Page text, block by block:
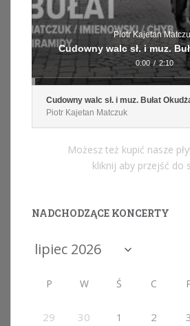
Piotr Kajetan
Cudowny walc sł. i muz.
0:00 / 2:10
Cudowny walc sł. i muz. Bułat
Piotr Kajetan Matczuk
Możesz też kupić nasze
kliknij aby przejść do
NADCHODZĄCE KONCERTY
P W Ś C
29 30 1 2 3